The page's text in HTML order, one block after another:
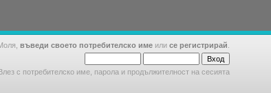
въведи своето потребителско име или се регистрирай
с потребителско име, парола и продължителност на сесията